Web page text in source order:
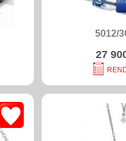
5012/
27